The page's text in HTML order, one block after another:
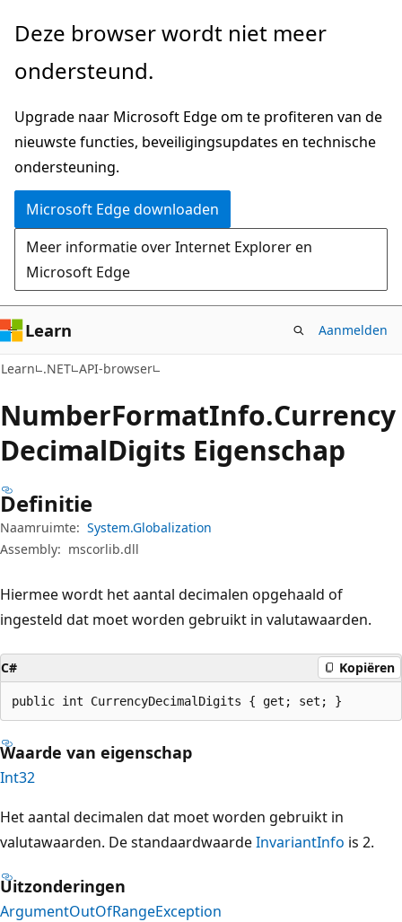
Naar
gaan
Naar
op
pagina
gaan
Deze browser wordt niet meer
ondersteund.
Upgrade naar Microsoft Edge om te profiteren van de
nieuwste functies, beveiligingsupdates en technische
ondersteuning.
Microsoft Edge downloaden
Meer informatie over Internet Explorer en
Microsoft Edge
Learn Aanmelden
Learn .NET API-browser
NumberFormatInfo.Currency
DecimalDigits Eigenschap
Definitie
Naamruimte: System.Globalization
Assembly: mscorlib.dll
Hiermee wordt het aantal decimalen opgehaald of
ingesteld dat moet worden gebruikt in valutawaarden.
C# Kopiëren
public int CurrencyDecimalDigits { get; set; }
Waarde van eigenschap
Int32
Het aantal decimalen dat moet worden gebruikt in
valutawaarden. De standaardwaardeInvariantInfo is 2.
Uitzonderingen
ArgumentOutOfRangeException